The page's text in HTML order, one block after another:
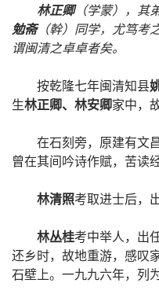
林正卿（学蒙），其
勉斋（幹）同学，尤笃考
谓闽清之卓卓者矣。
按乾隆七年闽清知县
生林正卿、林安卿家中，
在石刻旁，原建有文
曾在其间吟诗作赋，苦读经
林清照考取进士后，
林丛桂考中举人，出
还乡时，故地重游，感叹
石壁上。一九九六年，列